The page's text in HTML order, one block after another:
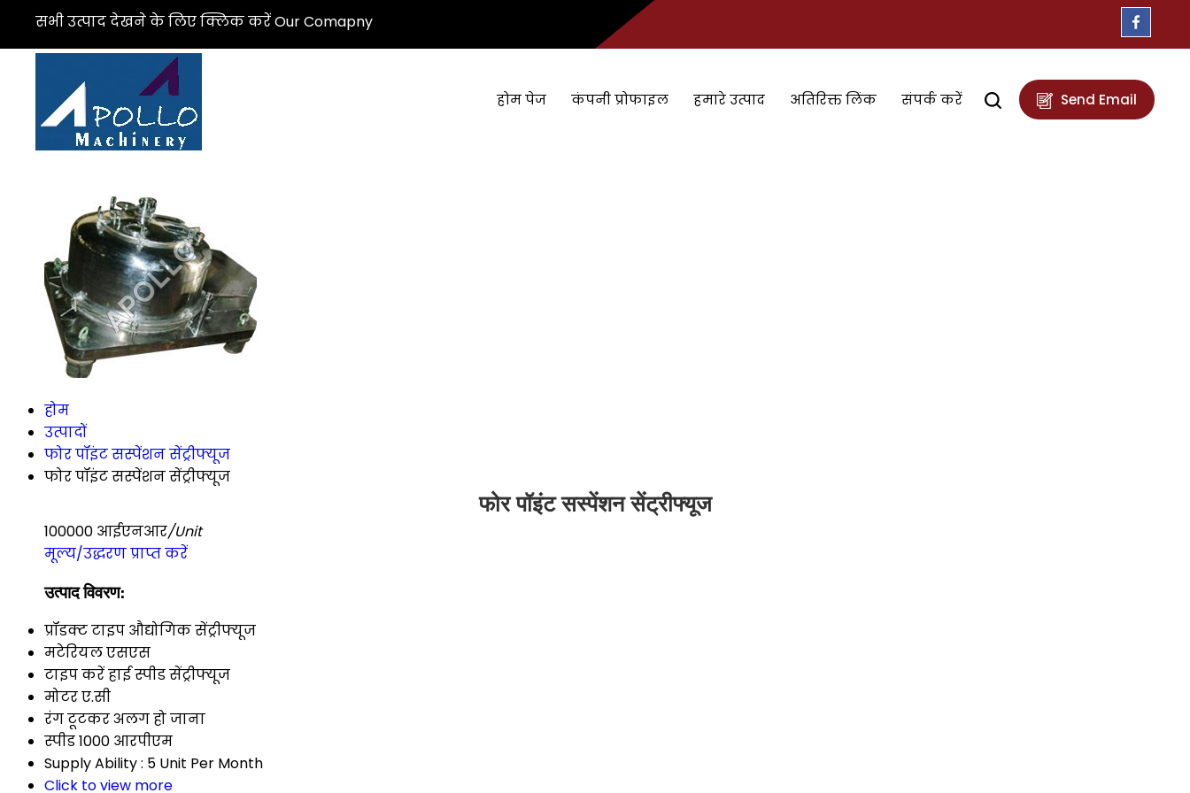
सभी उत्पाद देखने के लिए क्लिक करें Our Comapny
होम पेज कंपनी प्रोफाइल हमारे उत्पाद अतिरिक्त लिंक संपर्क करें Send Email
होम
उत्पादों
फोर पॉइंट सस्पेंशन सेंट्रीफ्यूज
फोर पॉइंट सस्पेंशन सेंट्रीफ्यूज
फोर पॉइंट सस्पेंशन सेंट्रीफ्यूज
100000 आईएनआर/Unit
मूल्य/उद्धरण प्राप्त करें
उत्पाद विवरण:
प्रॉडक्ट टाइप औद्योगिक सेंट्रीफ्यूज
मटेरियलएसएस
टाइप करेंहाई स्पीड सेंट्रीफ्यूज
मोटरए.सी
रंगटूटकर अलग हो जाना
स्पीड1000 आरपीएम
Supply Ability : 5 Unit Per Month
Click to view more